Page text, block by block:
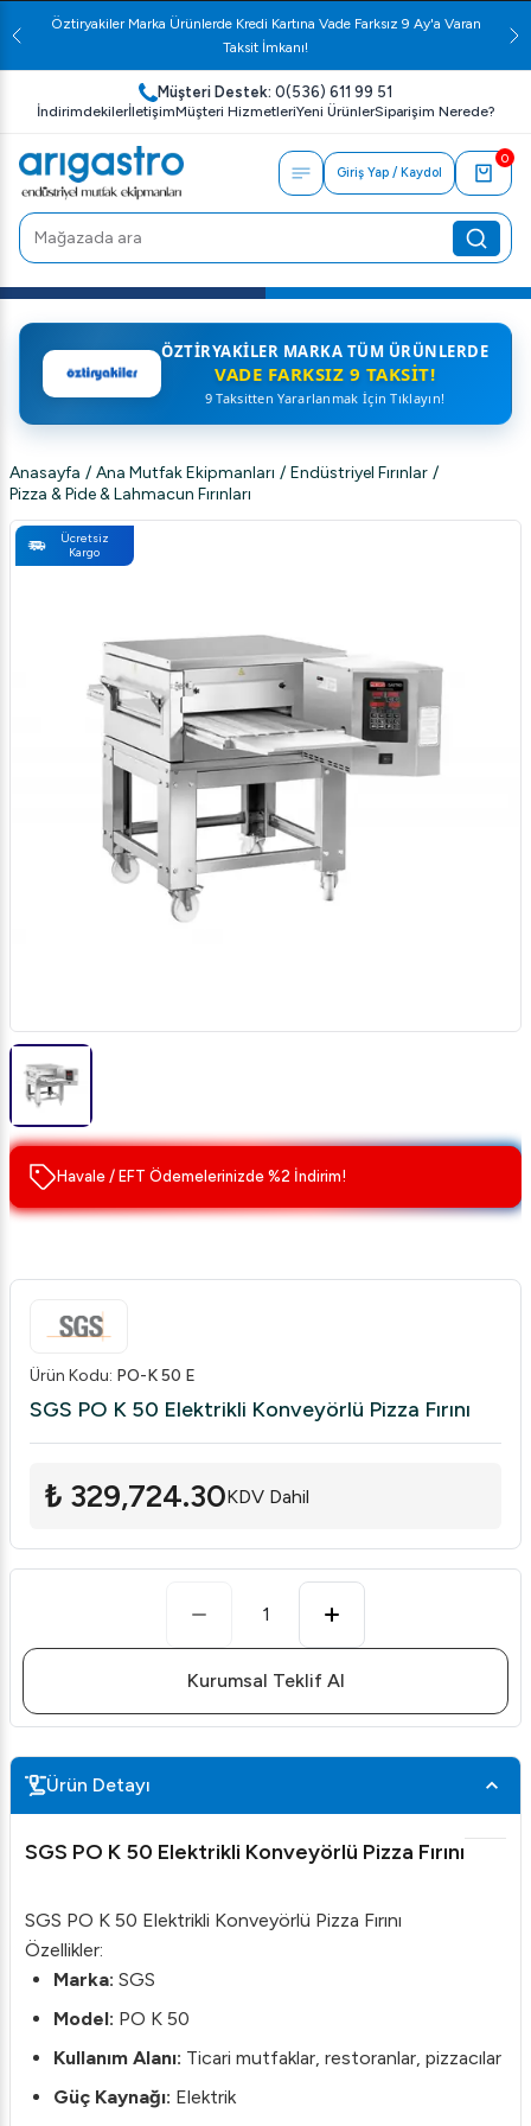
Öztiryakiler Marka Ürünlerde Kredi Kartına Vade Farksız 9 Ay'a Varan
Taksit İmkanı!
Müşteri Destek: 0(536) 611 99 51
İndirimdekilerİletişimMüşteri HizmetleriYeni ÜrünlerSiparişim Nerede?
Giriş Yap / Kaydol
0
ÖZTIRYAKILER MARKA TÜM ÜRÜNLERDE
VADE FARKSIZ 9 TAKSIT!
9 Taksitten Yararlanmak İçin Tıklayın!
Anasayfa / Ana Mutfak Ekipmanları / Endüstriyel Fırınlar /
Pizza & Pide & Lahmacun Fırınları
Ücretsiz
Kargo
Havale / EFT Ödemelerinizde %2 İndirim!
Ürün Kodu: PO-K 50 E
SGS PO K 50 Elektrikli Konveyörlü Pizza Fırını
₺ 329,724.30KDV Dahil
1
Kurumsal Teklif Al
Ürün Detayı
SGS PO K 50 Elektrikli Konveyörlü Pizza Fırını
SGS PO K 50 Elektrikli Konveyörlü Pizza Fırını
Özellikler:
Marka: SGS
Model: PO K 50
Kullanım Alanı: Ticari mutfaklar, restoranlar, pizzacılar
Güç Kaynağı: Elektrik